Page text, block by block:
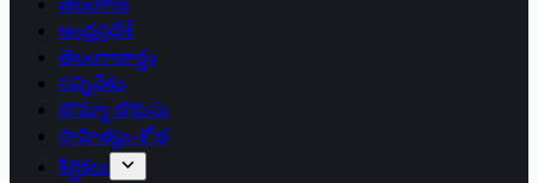
తెలంగాణ
ఆంధ్రప్రదేశ్
తెలంగాణార్థం
సన్నివేశం
బొమ్మా బొరుసు
సాహిత్యం-శోభ
శీర్షికలు